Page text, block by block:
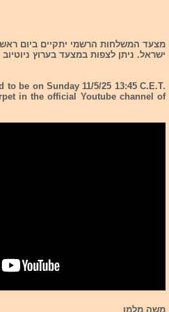
ישראל. ניתן לצפות במצעד בערוץ
be on Sunday 11/5/25 13:45 C.E.T.
in the official Youtube channel of
משה מלמן